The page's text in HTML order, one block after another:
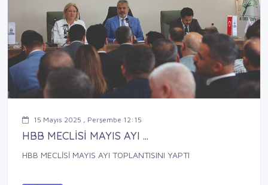
15 Mayıs 2025 , Perşembe 12:15
HBB MECLİSİ MAYIS AYI ...
HBB MECLİSİ MAYIS AYI TOPLANTISINI YAPTI